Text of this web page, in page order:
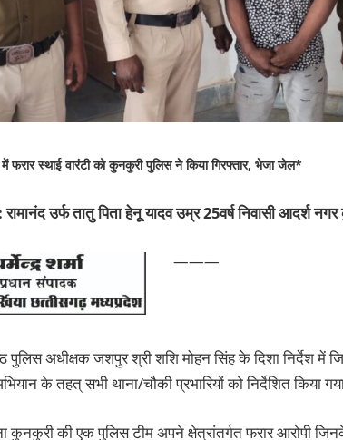
फरार स्थाई वारंटी को कुनकुरी पुलिस ने किया गिरफ्तार, भेजा जेल*
रामानंद उर्फ तातु पिता हेनू यादव उम्र 25वर्ष निवासी आदर्श
———
पुलिस अधीक्षक जशपुर श्री शशि मोहन सिंह के दिशा निर्देश में
के तहत् सभी थाना/चौकी प्रभारियों को निर्देशित किया
कुनकुरी की एक पुलिस टीम अपने क्षेत्रांतर्गत फरार आरोपी जिनके